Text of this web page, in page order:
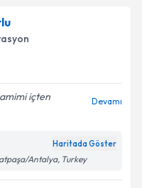
içten
Devamı
Haritada Göster
Antalya, Turkey